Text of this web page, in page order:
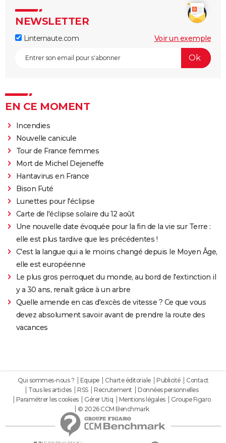
NEWSLETTER
Linternaute.com Voir un exemple
EN CE MOMENT
Incendies
Nouvelle canicule
Tour de France femmes
Mort de Michel Dejeneffe
Hantavirus en France
Bison Futé
Lunettes pour l'éclipse
Carte de l'éclipse solaire du 12 août
Une nouvelle date évoquée pour la fin de la vie sur Terre :
elle est plus tardive que les précédentes !
C'est la langue qui a le moins changé depuis le Moyen Âge,
elle est européenne
Le plus gros perroquet du monde, au bord de l'extinction il
y a 30 ans, renaît grâce à un arbre
Quelle amende en cas d'excès de vitesse ? Ce que vous
devez absolument savoir avant de prendre la route des
vacances
Qui sommes-nous ? Equipe Charte éditoriale Publicité
Contact
Tous les articles
RSS Recrutement
Données personnelles
Paramétrer les cookies
Gérer Utiq Mentions légales
Groupe Figaro
© 2026 CCM Benchmark